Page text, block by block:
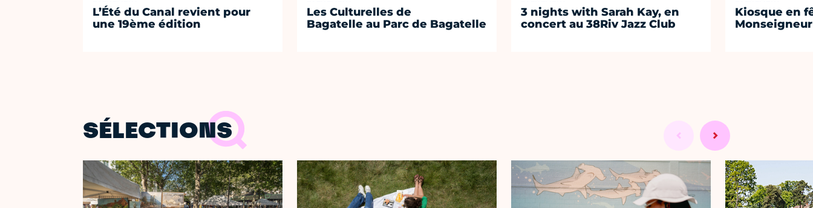
L’Été du Canal revient pour
une 19ème édition
Les Culturelles de
Bagatelle au Parc de Bagatelle
3 nights with Sarah Kay, en
concert au 38Riv Jazz Club
Kiosque en
SÉLECTIONS